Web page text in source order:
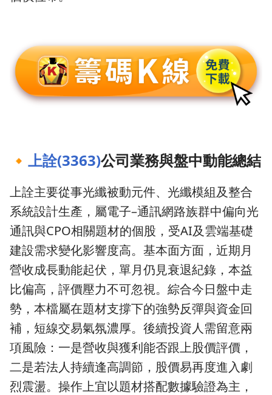
🔸 上詮(3363)公司業務與盤中動能總結
上詮主要從事光纖被動元件、光纖模組及整合
系統設計生產，屬電子–通訊網路族群中偏向光
通訊與CPO相關題材的個股，受AI及雲端基礎
建設需求變化影響度高。基本面方面，近期月
營收成長動能起伏，單月仍見衰退紀錄，本益
比偏高，評價壓力不可忽視。綜合今日盤中走
勢，本檔屬在題材支撐下的強勢反彈與資金回
補，短線交易氣氛濃厚。後續投資人需留意兩
項風險：一是營收與獲利能否跟上股價評價，
二是若法人持續逢高調節，股價易再度進入劇
烈震盪。操作上宜以題材搭配數據驗證為主，